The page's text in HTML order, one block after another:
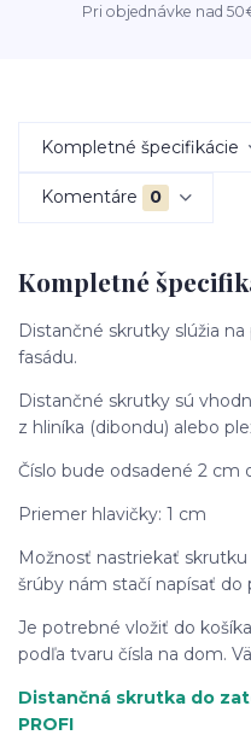
Pri objednávke nad
Kompletné špecifikácie
Komentáre 0
Kompletné
Distančné skrutky slúžia
fasádu.
Distančné skrutky sú
z hliníka (dibondu) alebo
Číslo bude odsadené 2 cm
Priemer hlavičky: 1 cm
Možnosť nastriekať
šrúby nám stačí napísať do
Je potrebné vložiť do
podľa tvaru čísla na dom.
Distančná skrutka do
PROFI